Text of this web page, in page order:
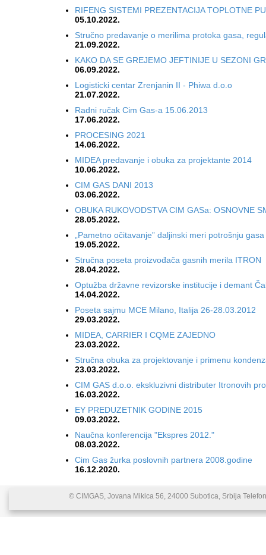
RIFENG SISTEMI PREZENTACIJA TOPLOTNE
05.10.2022.
Stručno predavanje o merilima protoka gasa,
21.09.2022.
KAKO DA SE GREJEMO JEFTINIJE U SEZONI
06.09.2022.
Logisticki centar Zrenjanin II - Phiwa d.o.o
21.07.2022.
Radni ručak Cim Gas-a 15.06.2013
17.06.2022.
PROCESING 2021
14.06.2022.
MIDEA predavanje i obuka za projektante 2014
10.06.2022.
CIM GAS DANI 2013
03.06.2022.
OBUKA RUKOVODSTVA CIM GASa: OSNOVNE
28.05.2022.
„Pametno očitavanje” daljinski meri potrošnju gasa
19.05.2022.
Stručna poseta proizvođača gasnih merila ITRON
28.04.2022.
Optužba državne revizorske institucije i demant
14.04.2022.
Poseta sajmu MCE Milano, Italija 26-28.03.2012
29.03.2022.
MIDEA, CARRIER I CQME ZAJEDNO
23.03.2022.
Stručna obuka za projektovanje i primenu
23.03.2022.
CIM GAS d.o.o. ekskluzivni distributer Itronovih
16.03.2022.
EY PREDUZETNIK GODINE 2015
09.03.2022.
Naučna konferencija "Ekspres 2012."
08.03.2022.
Cim Gas žurka poslovnih partnera 2008.godine
16.12.2020.
© CIMGAS, Jovana Mikica 56, 24000 Subotica, Srbija